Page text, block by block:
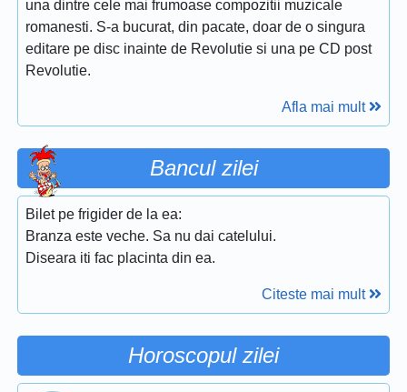
una dintre cele mai frumoase compozitii muzicale
romanesti. S-a bucurat, din pacate, doar de o singura
editare pe disc inainte de Revolutie si una pe CD post
Revolutie.
Afla mai mult
Bancul zilei
Bilet pe frigider de la ea:
Branza este veche. Sa nu dai catelului.
Diseara iti fac placinta din ea.
Citeste mai mult
Horoscopul zilei